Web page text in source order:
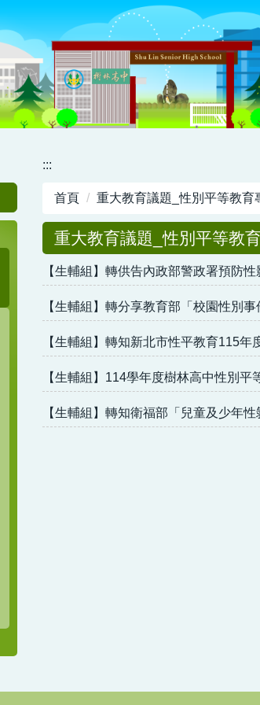
:::
首頁 重大教育議題_性別平等教育
重大教育議題_性別平等教
【生輔組】轉供告內政部警政署預防
【生輔組】轉分享教育部「校園性別事
【生輔組】轉知新北市性平教育115
【生輔組】114學年度樹林高中性別
【生輔組】轉知衛福部「兒童及少年性